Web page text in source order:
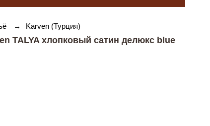
→ Karven (Турция)
TALYA хлопковый сатин делюкс blue